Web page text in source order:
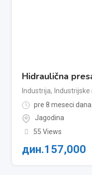
Hidraulična
Industrija,
pre 8 meseci dana
Jagodina
55 Views
дин.157,000